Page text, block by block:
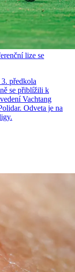
lize se
předkola
se přiblížili k
Vachtang
Odveta je na